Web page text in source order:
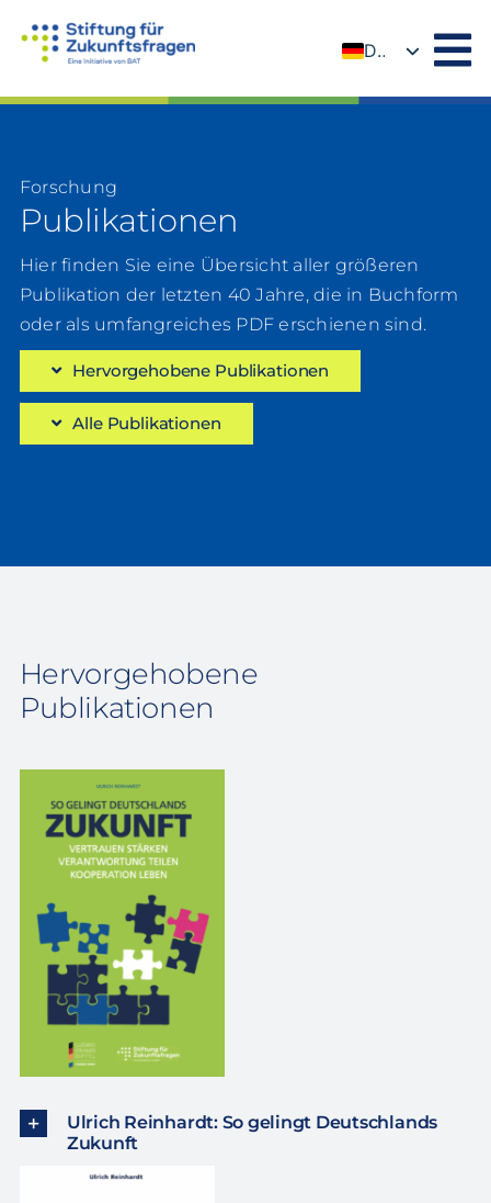
Inhalt
DE
Forschung
Publikationen
Hier finden Sie eine Übersicht aller größeren
Publikation der letzten 40 Jahre, die in Buchform
oder als umfangreiches PDF erschienen sind.
Hervorgehobene Publikationen
Alle Publikationen
Hervorgehobene
Publikationen
Ulrich Reinhardt: So gelingt Deutschlands
Zukunft